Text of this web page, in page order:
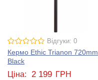
Відгуки: 0
Кермо Ethic Trianon 720mm
Black
Ціна: 2 199 ГРН